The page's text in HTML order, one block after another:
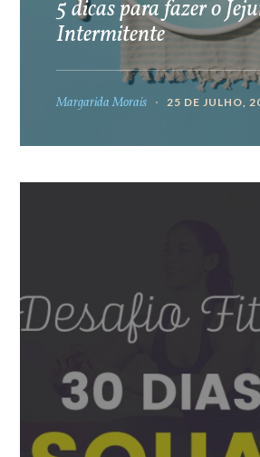
5 dicas para fazer o
Intermitente
Margarida Morais 25 DE JULHO,